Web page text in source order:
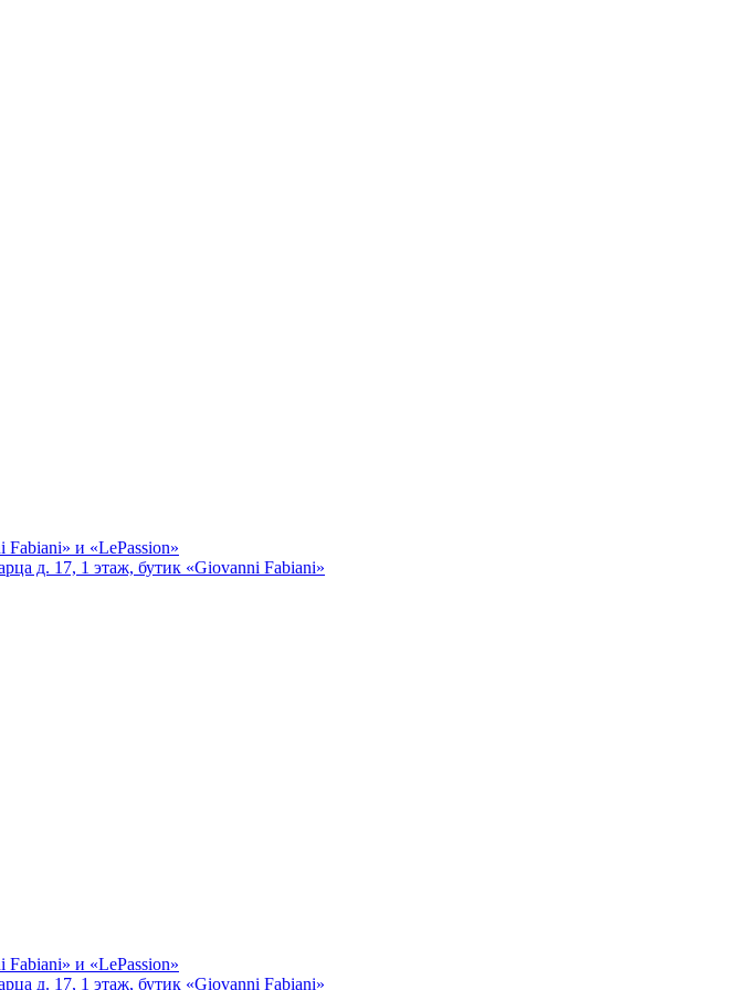
Fabiani» и «LePassion»
д. 17, 1 этаж, бутик «Giovanni Fabiani»
Fabiani» и «LePassion»
д. 17, 1 этаж, бутик «Giovanni Fabiani»